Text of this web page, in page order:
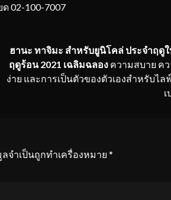
02-100-7007
ฮานะ ทาจิมะ สำหรับยูนิโคล่ ประจำฤดู
ฤดูร้อน 2021 เฉลิมฉลองความสบาย คว
ง่าย และการเป็นตัวของตัวเองสำหรับไล
จำเป็นถูกทำเครื่องหมาย *